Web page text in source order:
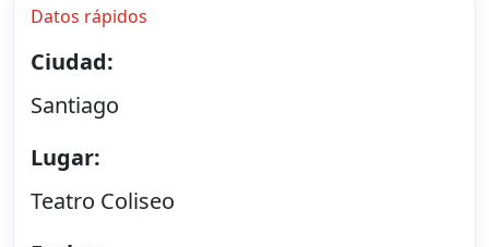
Datos rápidos
Ciudad:
Santiago
Lugar:
Teatro Coliseo